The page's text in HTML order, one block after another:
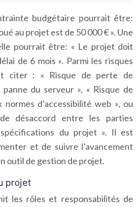
budgétaire pourrait être:
au projet est de 50 000 € ». Une
pourrait être: « Le projet doit
de 6 mois ». Parmi les risques
citer : « Risque de perte de
du serveur », « Risque de
d’accessibilité web », ou
désaccord entre les parties
du projet ». Il est
et de suivre l’avancement
outil de gestion de projet.
projet
les rôles et responsabilités de